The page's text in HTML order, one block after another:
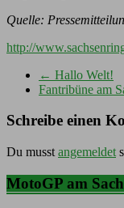
Quelle:
http://
← Hallo Welt!
Fantribüne am
Schreibe einen
Du musst angemeldet
MotoGP am